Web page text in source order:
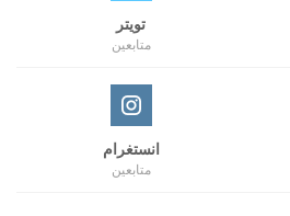
تويتر
متابعين
انستغرام
متابعين